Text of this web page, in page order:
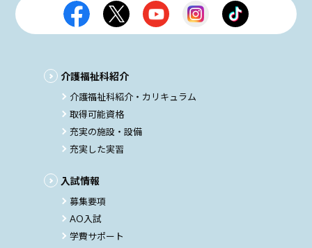
介護福祉科紹介
介護福祉科紹介・カリキュラム
取得可能資格
充実の施設・設備
充実した実習
入試情報
募集要項
AO入試
学費サポート